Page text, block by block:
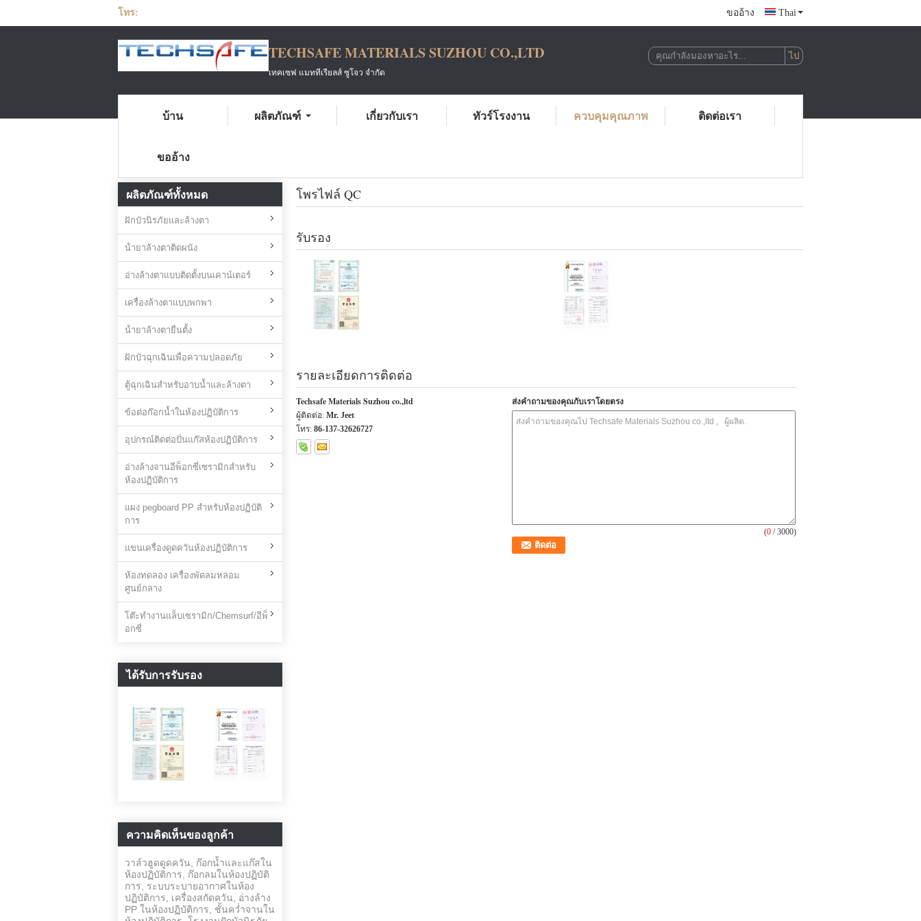
โทร: ขออ้าง Thai
TECHSAFE MATERIALS SUZHOU CO.,LTD
เทคเซฟ แมททีเรียลส์ ซูโจว จำกัด
บ้าน ผลิตภัณฑ์ เกี่ยวกับเรา ทัวร์โรงงาน ควบคุมคุณภาพ ติดต่อเรา
ขออ้าง
Techsafe Materials Suzhou co.,ltd ควบคุมคุณภาพ
ผลิตภัณฑ์ทั้งหมด
ฝักบัวนิรภัยและล้างตา
น้ํายาล้างตาติดผนัง
อ่างล้างตาแบบติดตั้งบนเคาน์เตอร์
เครื่องล้างตาแบบพกพา
น้ํายาล้างตายืนตั้ง
ฝักบัวฉุกเฉินเพื่อความปลอดภัย
ตู้ฉุกเฉินสำหรับอาบน้ำและล้างตา
ข้อต่อก๊อกน้ำในห้องปฏิบัติการ
อุปกรณ์ติดต่อปั่นแก๊สห้องปฏิบัติการ
อ่างล้างจานอีพ็อกซี่เซรามิกสำหรับ
ห้องปฏิบัติการ
แผง pegboard PP สำหรับห้องปฏิบัติ
การ
แขนเครื่องดูดควันห้องปฏิบัติการ
ห้องทดลอง เครื่องพัดลมหลอม
ศูนย์กลาง
โต๊ะทำงานแล็บเซรามิก/Chemsurf/อีพ็
อกซี่
ได้รับการรับรอง
ความคิดเห็นของลูกค้า
วาล์วฮูดดูดควัน, ก๊อกน้ำและแก๊สใน
ห้องปฏิบัติการ, ก๊อกลมในห้องปฏิบัติ
การ, ระบบระบายอากาศในห้อง
ปฏิบัติการ, เครื่องสกัดควัน, อ่างล้าง
PP ในห้องปฏิบัติการ, ชั้นคว่ำจานใน
โพรไฟล์ QC
รับรอง
รายละเอียดการติดต่อ
Techsafe Materials Suzhou co.,ltd
ผู้ติดต่อ: Mr. Jeet
โทร: 86-137-32626727
ส่งคำถามของคุณกับเราโดยตรง
(0 / 3000)